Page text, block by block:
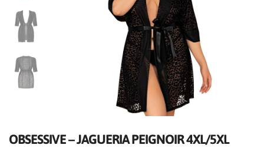
OBSESSIVE – JAGUERIA PEIGNOIR 4XL/5XL